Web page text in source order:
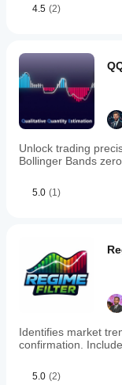
4.5 (2)
Unlock trading
Bollinger Bands
5.0 (1)
Identifies market
confirmation.
5.0 (2)